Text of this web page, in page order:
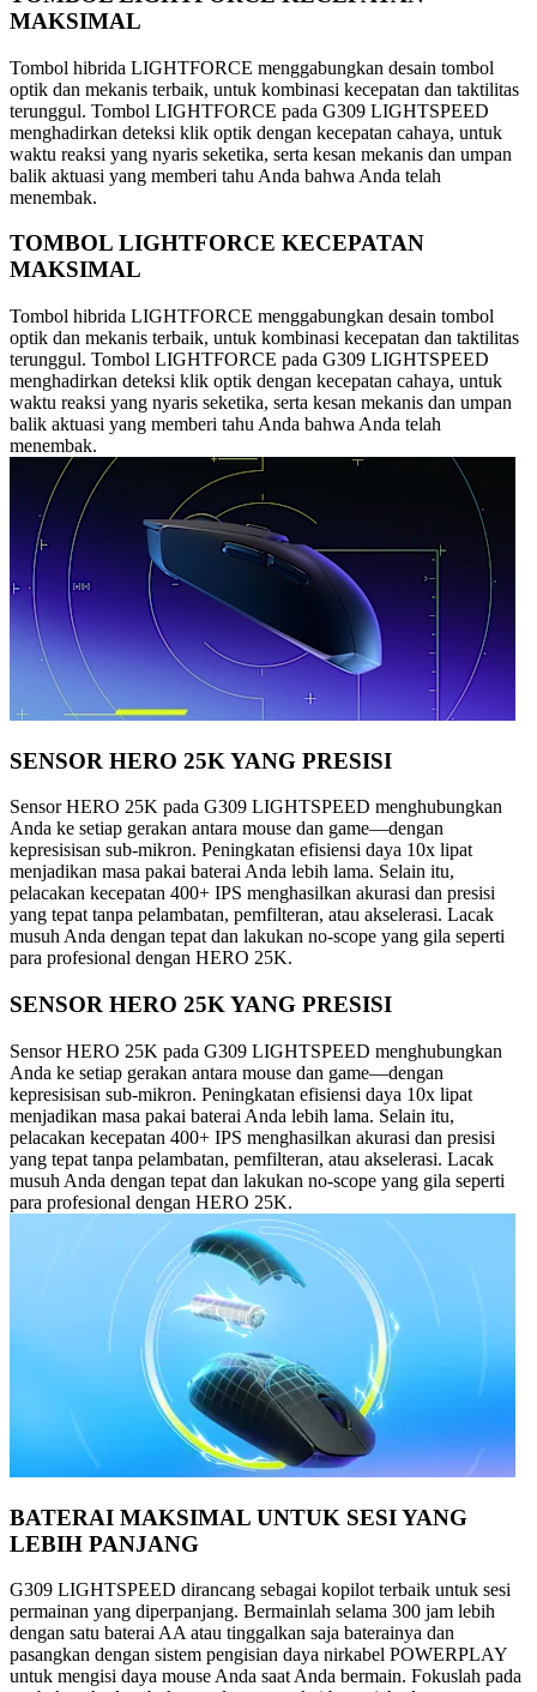
MAKSIMAL
Tombol hibrida LIGHTFORCE menggabungkan desain tombol
optik dan mekanis terbaik, untuk kombinasi kecepatan dan taktilitas
terunggul. Tombol LIGHTFORCE pada G309 LIGHTSPEED
menghadirkan deteksi klik optik dengan kecepatan cahaya, untuk
waktu reaksi yang nyaris seketika, serta kesan mekanis dan umpan
balik aktuasi yang memberi tahu Anda bahwa Anda telah
menembak.
TOMBOL LIGHTFORCE KECEPATAN
MAKSIMAL
Tombol hibrida LIGHTFORCE menggabungkan desain tombol
optik dan mekanis terbaik, untuk kombinasi kecepatan dan taktilitas
terunggul. Tombol LIGHTFORCE pada G309 LIGHTSPEED
menghadirkan deteksi klik optik dengan kecepatan cahaya, untuk
waktu reaksi yang nyaris seketika, serta kesan mekanis dan umpan
balik aktuasi yang memberi tahu Anda bahwa Anda telah
menembak.
SENSOR HERO 25K YANG PRESISI
Sensor HERO 25K pada G309 LIGHTSPEED menghubungkan
Anda ke setiap gerakan antara mouse dan game—dengan
kepresisisan sub-mikron. Peningkatan efisiensi daya 10x lipat
menjadikan masa pakai baterai Anda lebih lama. Selain itu,
pelacakan kecepatan 400+ IPS menghasilkan akurasi dan presisi
yang tepat tanpa pelambatan, pemfilteran, atau akselerasi. Lacak
musuh Anda dengan tepat dan lakukan no-scope yang gila seperti
para profesional dengan HERO 25K.
SENSOR HERO 25K YANG PRESISI
Sensor HERO 25K pada G309 LIGHTSPEED menghubungkan
Anda ke setiap gerakan antara mouse dan game—dengan
kepresisisan sub-mikron. Peningkatan efisiensi daya 10x lipat
menjadikan masa pakai baterai Anda lebih lama. Selain itu,
pelacakan kecepatan 400+ IPS menghasilkan akurasi dan presisi
yang tepat tanpa pelambatan, pemfilteran, atau akselerasi. Lacak
musuh Anda dengan tepat dan lakukan no-scope yang gila seperti
para profesional dengan HERO 25K.
BATERAI MAKSIMAL UNTUK SESI YANG
LEBIH PANJANG
G309 LIGHTSPEED dirancang sebagai kopilot terbaik untuk sesi
permainan yang diperpanjang. Bermainlah selama 300 jam lebih
dengan satu baterai AA atau tinggalkan saja baterainya dan
pasangkan dengan sistem pengisian daya nirkabel POWERPLAY
untuk mengisi daya mouse Anda saat Anda bermain. Fokuslah pada